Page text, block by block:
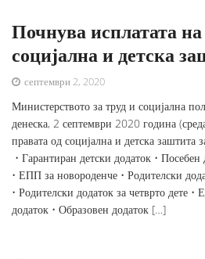
Почнува исплатата
социјална и детска
септември 2, 2020
Министерството за труд и социјална
денеска, 2 септември 2020 година
правата од социјална и детска заштита
• Гарантиран детски додаток •
• ЕПП за новороденче • Родителски
• Родителски додаток за четврто дете •
додаток • Образовен додаток […]